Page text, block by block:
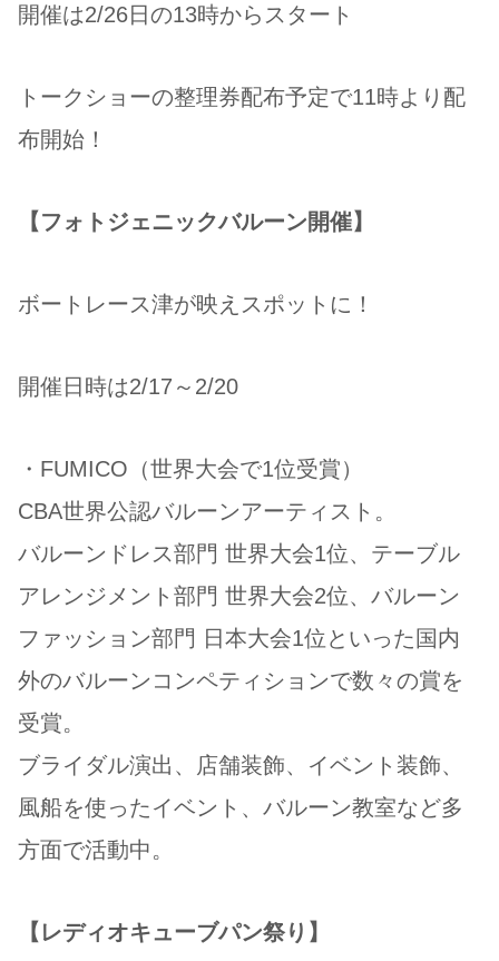
開催は2/26日の13時からスタート
トークショーの整理券配布予定で11時より配
布開始！
【フォトジェニックバルーン開催】
ボートレース津が映えスポットに！
開催日時は2/17～2/20
・FUMICO（世界大会で1位受賞）
CBA世界公認バルーンアーティスト。
バルーンドレス部門 世界大会1位、テーブル
アレンジメント部門 世界大会2位、バルーン
ファッション部門 日本大会1位といった国内
外のバルーンコンペティションで数々の賞を
受賞。
ブライダル演出、店舗装飾、イベント装飾、
風船を使ったイベント、バルーン教室など多
方面で活動中。
【レディオキューブパン祭り】